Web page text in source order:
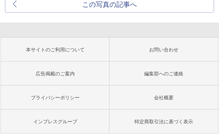
この写真の記事へ
本サイトのご利用について お問い合わせ
広告掲載のご案内 編集部へのご連絡
プライバシーポリシー 会社概要
インプレスグループ 特定商取引法に基づく表示